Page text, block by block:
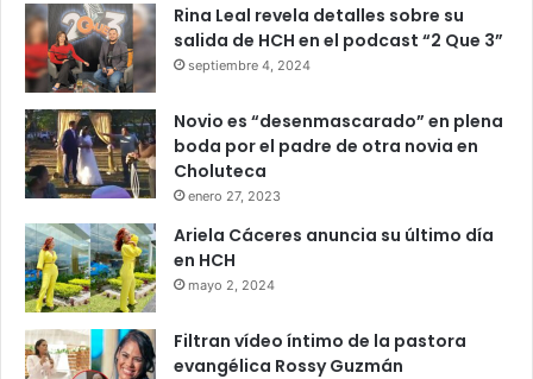
Rina Leal revela detalles sobre su
salida de HCH en el podcast “2 Que 3”
septiembre 4, 2024
Novio es “desenmascarado” en plena
boda por el padre de otra novia en
Choluteca
enero 27, 2023
Ariela Cáceres anuncia su último día
en HCH
mayo 2, 2024
Filtran vídeo íntimo de la pastora
evangélica Rossy Guzmán